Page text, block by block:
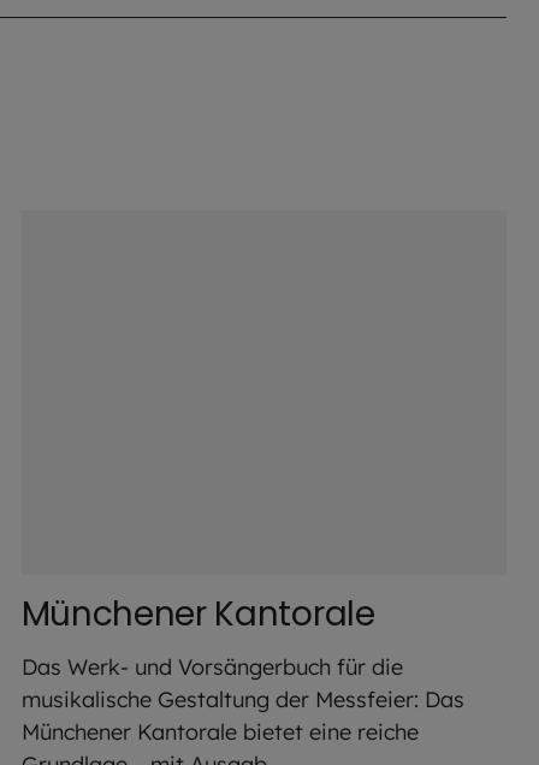
Münchener Kantorale
Das Werk- und Vorsängerbuch für die
musikalische Gestaltung der Messfeier: Das
Münchener Kantorale bietet eine reiche